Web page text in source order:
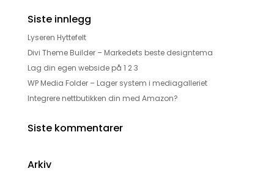
Siste innlegg
Lyseren Hyttefelt
Divi Theme Builder – Markedets beste designtema
Lag din egen webside på 1 2 3
WP Media Folder – Lager system i mediagalleriet
Integrere nettbutikken din med Amazon?
Siste kommentarer
Arkiv